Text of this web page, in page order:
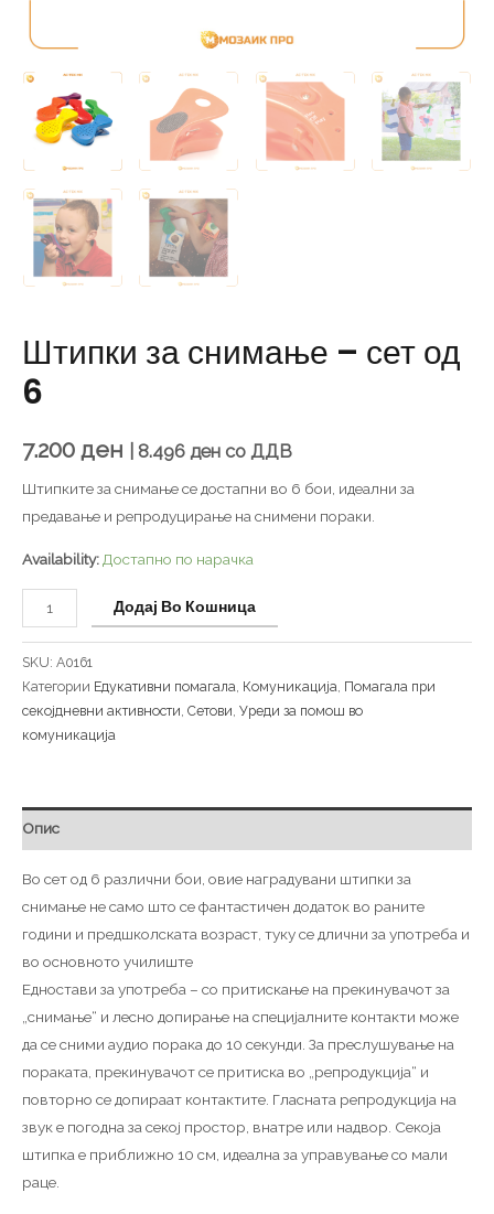
Штипки за снимање – сет од
6
7.200 ден 8.496 ден со ДДВ
Штипките за снимање се достапни во 6 бои, идеални за
предавање и репродуцирање на снимени пораки.
Availability: Достапно по нарачка
Додај Во Кошница
SKU: A0161
Категории Едукативни помагала Комуникација Помагала при
секојдневни активности Сетови Уреди за помош во
комуникација
Опис
Во сет од 6 различни бои, овие наградувани штипки за
снимање не само што се фантастичен додаток во раните
години и предшколската возраст, туку се длични за употреба и
во основното училиште
Едностави за употреба – со притискање на прекинувачот за
„снимање“ и лесно допирање на специјалните контакти може
да се сними аудио порака до 10 секунди. За преслушување на
пораката, прекинувачот се притиска во „репродукција“ и
повторно се допираат контактите. Гласната репродукција на
звук е погодна за секој простор, внатре или надвор. Секоја
штипка е приближно 10 см, идеална за управување со мали
раце.